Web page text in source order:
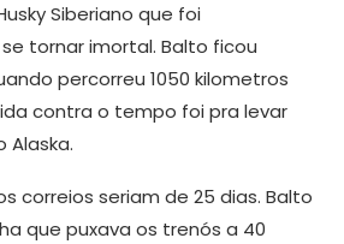
Siberiano que foi
tornar imortal. Balto ficou
percorreu 1050 kilometros
contra o tempo foi pra levar
correios seriam de 25 dias. Balto
que puxava os trenós a 40